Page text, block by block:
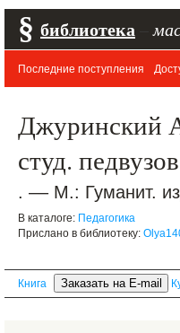
§ библиотека
Последние поступления
Джуринский
студ. педвузов
. –– М.: Гуманит.
В каталоге: Педагогика
Прислано в библиотеку:
Книга